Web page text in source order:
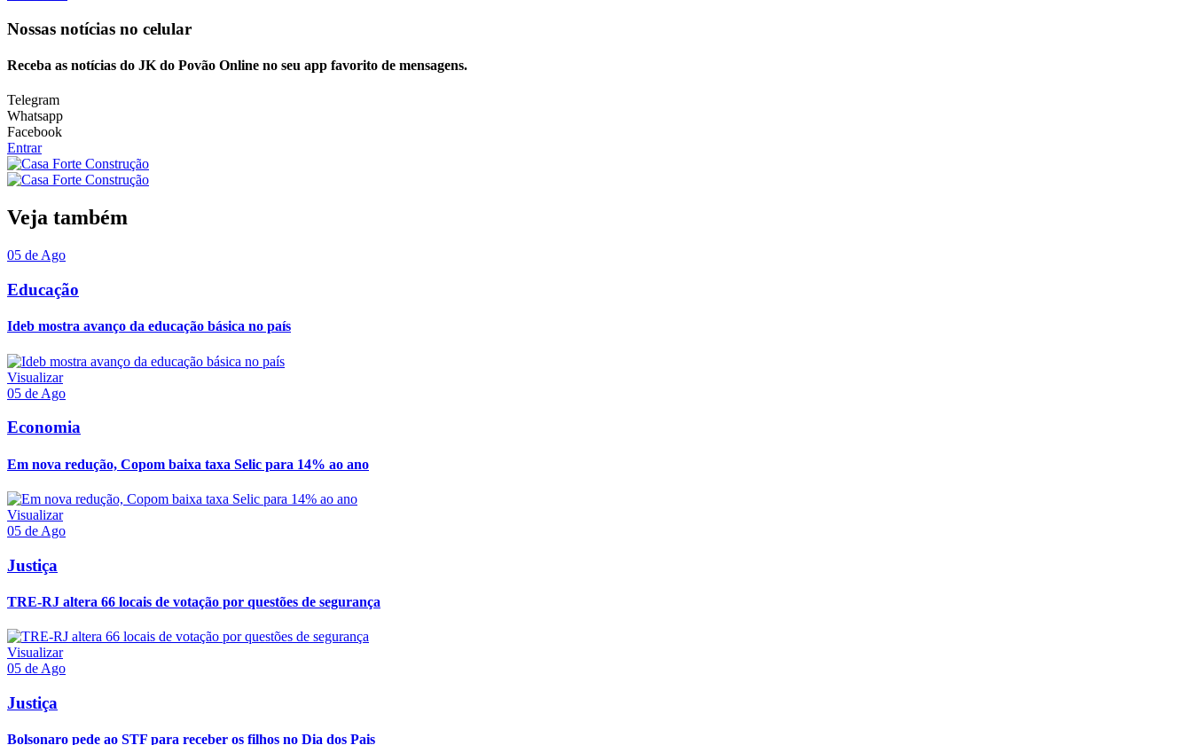
Nossas notícias no celular
Receba as notícias do JK do Povão Online no seu app favorito de mensagens.
Telegram
Whatsapp
Facebook
Entrar
Veja também
05 de Ago
Educação
Ideb mostra avanço da educação básica no país
Visualizar
05 de Ago
Economia
Em nova redução, Copom baixa taxa Selic para 14% ao ano
Visualizar
05 de Ago
Justiça
TRE-RJ altera 66 locais de votação por questões de segurança
Visualizar
05 de Ago
Justiça
Bolsonaro pede ao STF para receber os filhos no Dia dos Pais